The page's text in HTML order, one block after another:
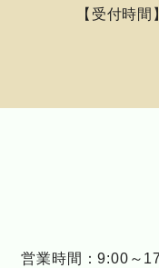
【受付時
営業時間：9:00～